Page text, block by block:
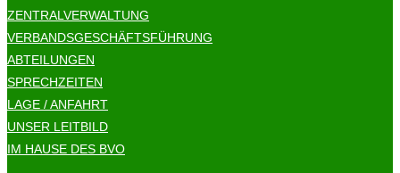
ZENTRALVERWALTUNG
VERBANDSGESCHÄFTSFÜHRUNG
ABTEILUNGEN
SPRECHZEITEN
LAGE / ANFAHRT
UNSER LEITBILD
IM HAUSE DES BVO